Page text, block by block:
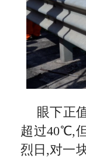
眼下正
超过40℃,
烈日,对一